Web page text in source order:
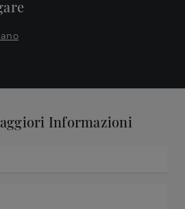
Informazioni